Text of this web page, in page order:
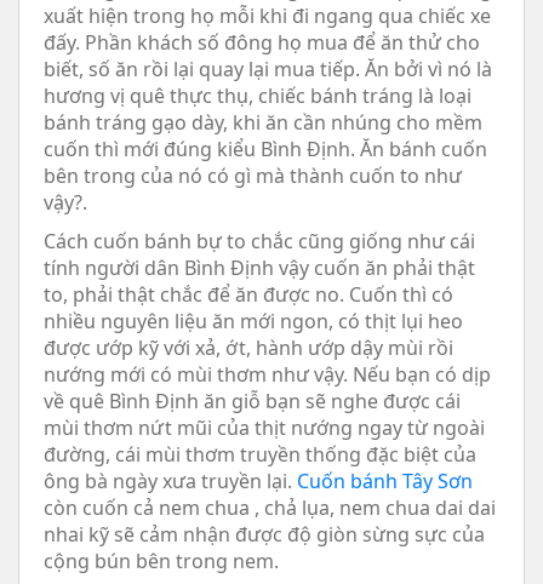
xuất hiện trong họ mỗi khi đi ngang qua chiếc xe
đấy. Phần khách số đông họ mua để ăn thử cho
biết, số ăn rồi lại quay lại mua tiếp. Ăn bởi vì nó là
hương vị quê thực thụ, chiếc bánh tráng là loại
bánh tráng gạo dày, khi ăn cần nhúng cho mềm
cuốn thì mới đúng kiểu Bình Định. Ăn bánh cuốn
bên trong của nó có gì mà thành cuốn to như
vậy?.
Cách cuốn bánh bự to chắc cũng giống như cái
tính người dân Bình Định vậy cuốn ăn phải thật
to, phải thật chắc để ăn được no. Cuốn thì có
nhiều nguyên liệu ăn mới ngon, có thịt lụi heo
được ướp kỹ với xả, ớt, hành ướp dậy mùi rồi
nướng mới có mùi thơm như vậy. Nếu bạn có dịp
về quê Bình Định ăn giỗ bạn sẽ nghe được cái
mùi thơm nứt mũi của thịt nướng ngay từ ngoài
đường, cái mùi thơm truyền thống đặc biệt của
ông bà ngày xưa truyền lại. Cuốn bánh Tây Sơn
còn cuốn cả nem chua , chả lụa, nem chua dai dai
nhai kỹ sẽ cảm nhận được độ giòn sừng sực của
cộng bún bên trong nem.